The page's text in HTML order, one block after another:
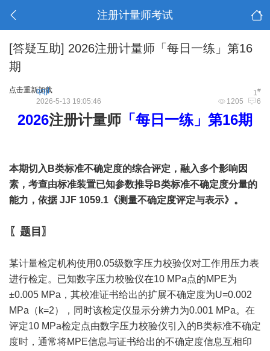
注册计量师考试
[答疑互助] 2026注册计量师「每日一练」第16
期
点击重新加载 1#
qqjl
1205 6
2026-5-13 19:05:46
2026注册计量师 「每日一练」第16期
本期切入B类标准不确定度的综合评定，融入多个影响因
素，考查由标准装置已知参数推导B类标准不确定度分量的
能力，依据 JJF 1059.1《测量不确定度评定与表示》。
〖题目〗
某计量检定机构使用0.05级数字压力校验仪对工作用压力表
进行检定。已知数字压力校验仪在10 MPa点的MPE为
±0.005 MPa，其校准证书给出的扩展不确定度为U=0.002
MPa（k=2），同时该检定仪显示分辨力为0.001 MPa。在
评定10 MPa检定点由数字压力校验仪引入的B类标准不确定
度时，通常将MPE信息与证书给出的不确定度信息互相印